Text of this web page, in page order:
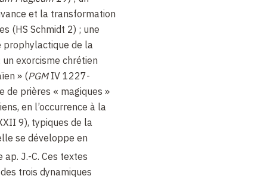
et la transformation
(HS Schmidt 2) ; une
prophylactique de la
un exorcisme chrétien
» (PGMIV 1227-
de prières « magiques »
en l’occurrence à la
9), typiques de la
se développe en
ap. J.-C. Ces textes
trois dynamiques